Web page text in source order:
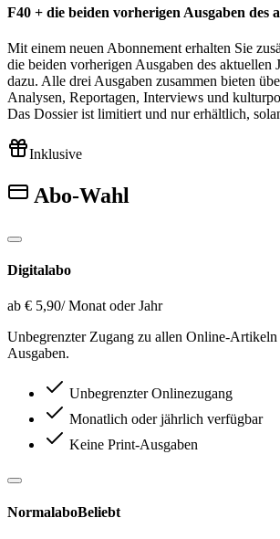
F40 + die beiden vorherigen Ausgaben des
Mit einem neuen Abonnement erhalten Sie
die beiden vorherigen Ausgaben des aktuellen
dazu. Alle drei Ausgaben zusammen bieten
Analysen, Reportagen, Interviews und
Das Dossier ist limitiert und nur erhältlich,
Inklusive
Abo-Wahl
Digitalabo
ab € 5,90/ Monat oder Jahr
Unbegrenzter Zugang zu allen Online-
Ausgaben.
Unbegrenzter Onlinezugang
Monatlich oder jährlich verfügbar
Keine Print-Ausgaben
NormalaboBeliebt